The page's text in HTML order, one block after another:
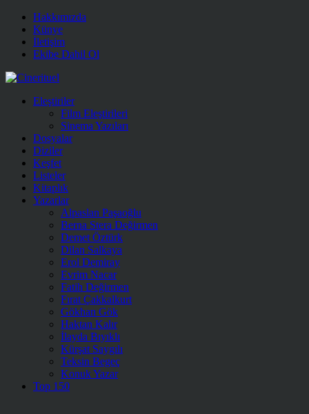
Hakkımızda
Künye
İletişim
Ekibe Dahil Ol
Eleştiriler
Film Eleştirileri
Sinema Yazıları
Dosyalar
Diziler
Keşfet
Listeler
Kitaplık
Yazarlar
Alpaslan Paşaoğlu
Berna Stera Değirmen
Demet Öztürk
Dilan Salkaya
Erol Demiray
Evrim Nacar
Fatih Değirmen
Fırat Çakkalkurt
Gökhan Gök
Haktan Kalır
İlayda Bıyıklı
Kürşat Saygılı
Teksin Begeç
Konuk Yazar
Top 150